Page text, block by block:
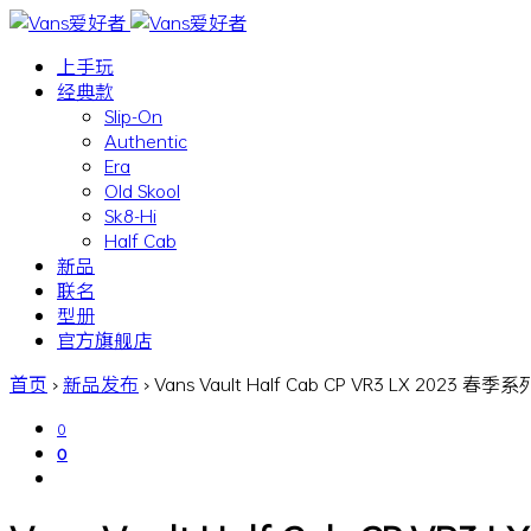
上手玩
经典款
Slip-On
Authentic
Era
Old Skool
Sk8-Hi
Half Cab
新品
联名
型册
官方旗舰店
首页 ›新品发布 ›Vans Vault Half Cab CP VR3 LX 2023 春季系
0
0